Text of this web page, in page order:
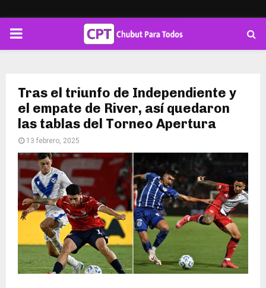
PRIMARY
Tras el triunfo de Independiente y
el empate de River, así quedaron
las tablas del Torneo Apertura
13 febrero, 2025